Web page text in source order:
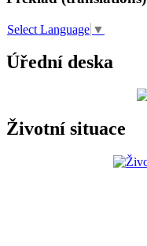
Select Language ▼
Úřední deska
Životní situace